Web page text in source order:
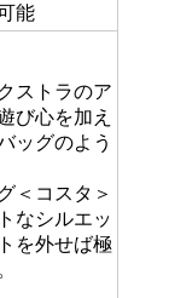
能
ストラのア
び心を加え
ッグのよう
＜コスタ＞
なシルエッ
を外せば極